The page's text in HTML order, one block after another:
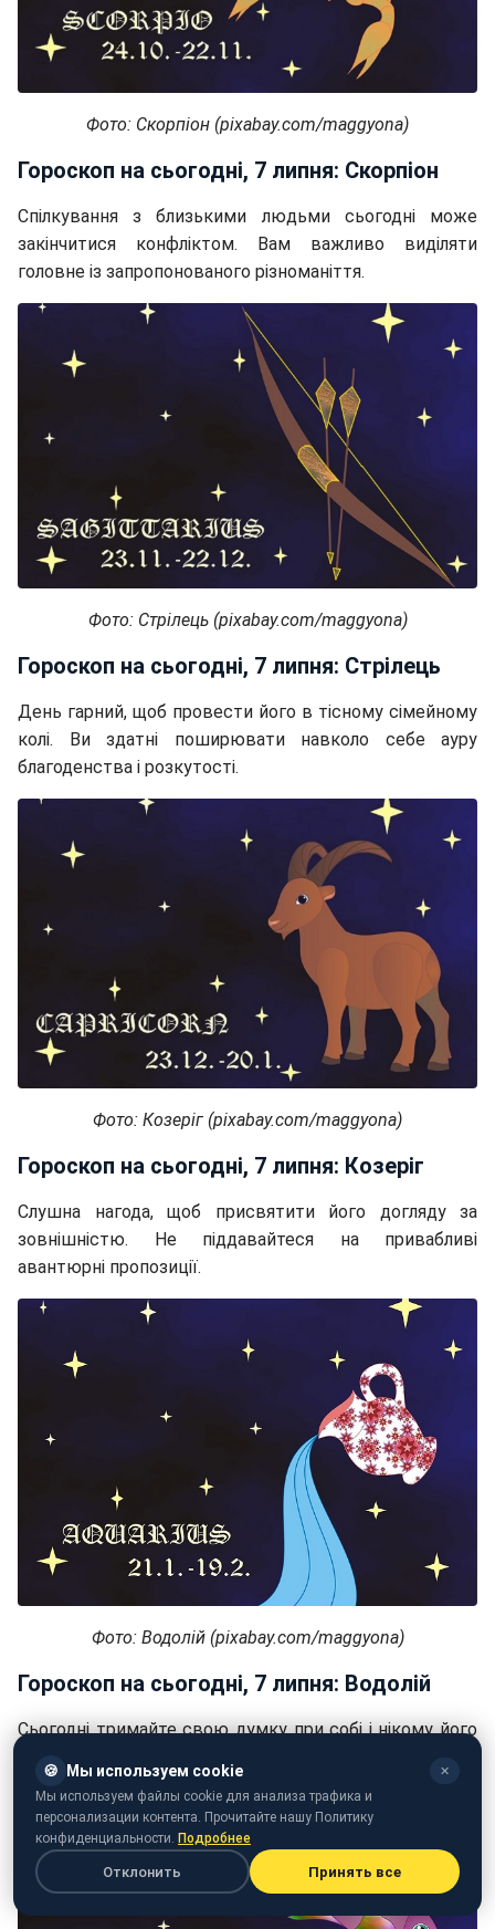
Фото: Скорпіон (pixabay.com/maggyona)
Гороскоп на сьогодні, 7 липня: Скорпіон
Спілкування з близькими людьми сьогодні може
закінчитися конфліктом. Вам важливо виділяти
головне із запропонованого різноманіття.
Фото: Стрілець (pixabay.com/maggyona)
Гороскоп на сьогодні, 7 липня: Стрілець
День гарний, щоб провести його в тісному сімейному
колі. Ви здатні поширювати навколо себе ауру
благоденства і розкутості.
Фото: Козеріг (pixabay.com/maggyona)
Гороскоп на сьогодні, 7 липня: Козеріг
Слушна нагода, щоб присвятити його догляду за
зовнішністю. Не піддавайтеся на привабливі
авантюрні пропозиції.
Фото: Водолій (pixabay.com/maggyona)
Гороскоп на сьогодні, 7 липня: Водолій
Сьогодні тримайте свою думку при собі і нікому його
улюбленою справою.
🍪 Мы используем cookie ✕
Мы используем файлы cookie для анализа трафика и
персонализации контента. Прочитайте нашу Политику
конфиденциальности. Подробнее
Отклонить Принять все